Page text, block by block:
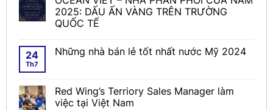
2025: DẤU ẤN VÀNG TRÊN TRƯỜNG
QUỐC TẾ
24
Th7
Những nhà bán lẻ tốt nhất nước Mỹ 2024
Red Wing’s Terriory Sales Manager làm
việc tại Việt Nam